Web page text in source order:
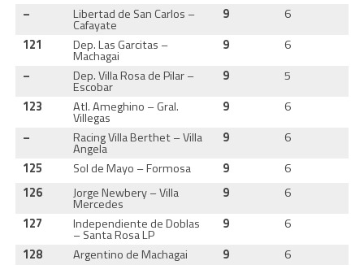
–
Libertad de San Carlos –
Cafayate
9 6
121
Dep. Las Garcitas –
Machagai
9 6
–
Dep. Villa Rosa de Pilar –
Escobar
9 5
123
Atl. Ameghino – Gral.
Villegas
9 6
–
Racing Villa Berthet – Villa
Angela
9 6
125
Sol de Mayo – Formosa 9 6
126
Jorge Newbery – Villa
Mercedes
9 6
127
Independiente de Doblas
– Santa Rosa LP
9 6
128
Argentino de Machagai 9 6